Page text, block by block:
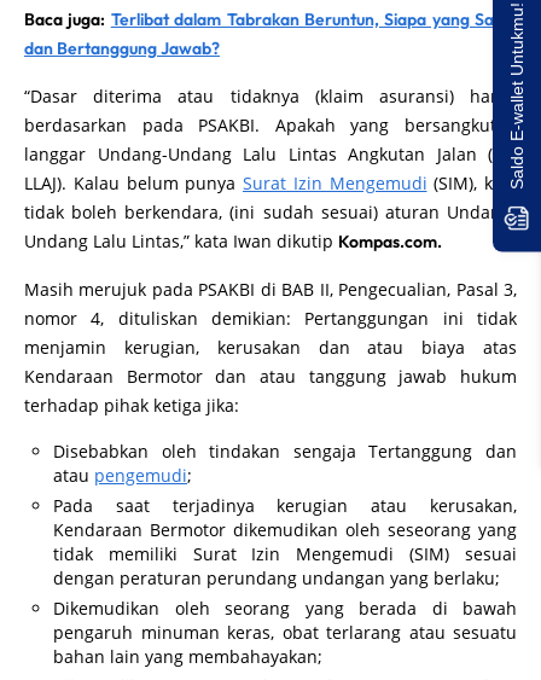
Baca juga: Terlibat dalam Tabrakan Beruntun, Siapa yang Salah
dan Bertanggung Jawab?
“Dasar diterima atau tidaknya (klaim asuransi) harus
berdasarkan pada PSAKBI. Apakah yang bersangkutan
langgar Undang-Undang Lalu Lintas Angkutan Jalan (UU
LLAJ). Kalau belum punya Surat Izin Mengemudi (SIM), kan,
tidak boleh berkendara, (ini sudah sesuai) aturan Undang-
Undang Lalu Lintas,” kata Iwan dikutip Kompas.com.
Masih merujuk pada PSAKBI di BAB II, Pengecualian, Pasal 3,
nomor 4, dituliskan demikian: Pertanggungan ini tidak
menjamin kerugian, kerusakan dan atau biaya atas
Kendaraan Bermotor dan atau tanggung jawab hukum
terhadap pihak ketiga jika:
Disebabkan oleh tindakan sengaja Tertanggung dan
atau pengemudi;
Pada saat terjadinya kerugian atau kerusakan,
Kendaraan Bermotor dikemudikan oleh seseorang yang
tidak memiliki Surat Izin Mengemudi (SIM) sesuai
dengan peraturan perundang undangan yang berlaku;
Dikemudikan oleh seorang yang berada di bawah
pengaruh minuman keras, obat terlarang atau sesuatu
bahan lain yang membahayakan;
Saldo E-wallet Untukmu!